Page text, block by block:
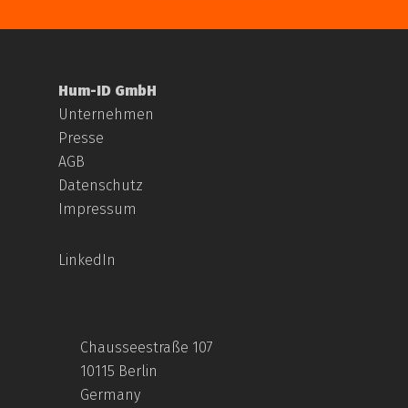
Hum-ID GmbH
Unternehmen
Presse
AGB
Datenschutz
Impressum
LinkedIn
Chausseestraße 107
10115 Berlin
Germany